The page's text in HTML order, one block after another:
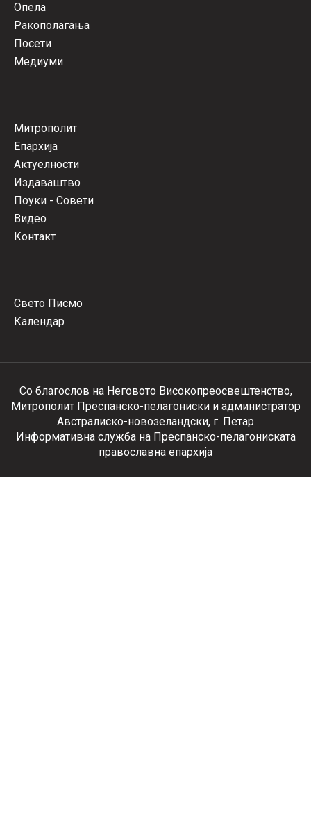
Опела
Ракополагања
Посети
Медиуми
Митрополит
Епархија
Актуелности
Издаваштво
Поуки - Совети
Видео
Контакт
Свето Писмо
Календар
Со благослов на Неговото Високопреосвештенство,
Митрополит Преспанско-пелагониски и администратор
Австралиско-новозеландски, г. Петар
Информативна служба на Преспанско-пелагониската
православна епархија